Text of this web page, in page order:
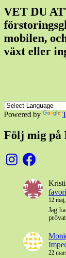
VET DU
mobilen,
växt eller
Powered by
Följ mig på
InstagramFacebook
12
Jag
22